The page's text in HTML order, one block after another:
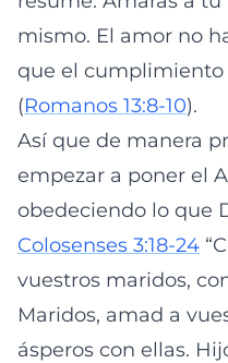
mismo. El amor no
que el cumplimiento
(Romanos 13:8-10).
Así que de manera
empezar a poner el
obedeciendo lo que
Colosenses 3:18-24
vuestros maridos,
Maridos, amad a
ásperos con ellas.